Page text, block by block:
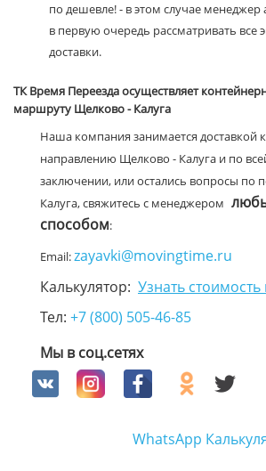
по дешевле! - в этом случае менеджер
в первую очередь рассматривать
доставки.
ТК Время Переезда осуществляет
маршруту Щелково - Калуга
Наша компания занимается доставкой
направлению Щелково - Калуга и по
заключении, или остались вопросы по
Калуга, свяжитесь с менеджером
способом:
Email:zayavki@movingtime.ru
Калькулятор: Узнать стоимость
Тел: +7 (800) 505-46-85
Мы в соц.сетях
WhatsApp